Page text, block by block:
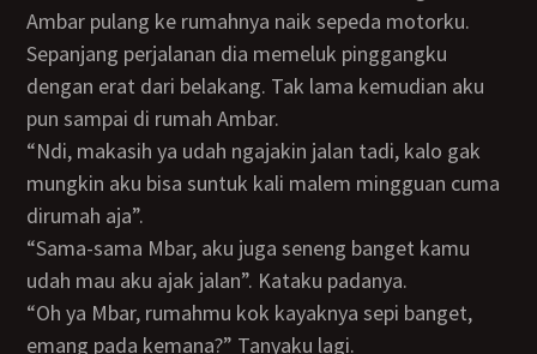
Ambar pulang ke rumahnya naik sepeda motorku.
Sepanjang perjalanan dia memeluk pinggangku
dengan erat dari belakang. Tak lama kemudian aku
pun sampai di rumah Ambar.
“Ndi, makasih ya udah ngajakin jalan tadi, kalo gak
mungkin aku bisa suntuk kali malem mingguan cuma
dirumah aja”.
“Sama-sama Mbar, aku juga seneng banget kamu
udah mau aku ajak jalan”. Kataku padanya.
“Oh ya Mbar, rumahmu kok kayaknya sepi banget,
emang pada kemana?” Tanyaku lagi.